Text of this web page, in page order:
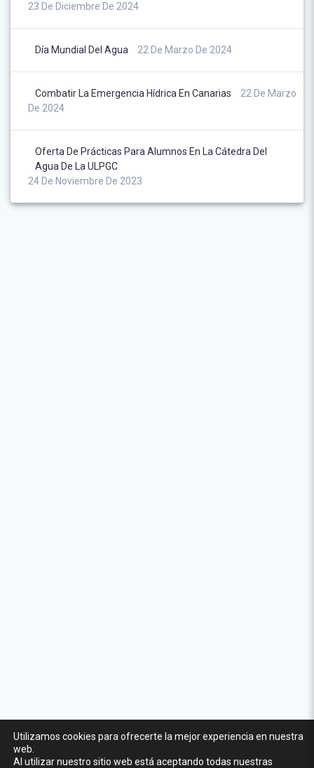
23 De Diciembre De 2024
Día Mundial Del Agua 22 De Marzo De 2024
Combatir La Emergencia Hídrica En Canarias
22 De Marzo
De 2024
Oferta De Prácticas Para Alumnos En La Cátedra Del
Agua De La ULPGC
24 De Noviembre De 2023
Utilizamos cookies para ofrecerte la mejor experiencia en nuestra
web.
Al utilizar nuestro sitio web está aceptando todas nuestras